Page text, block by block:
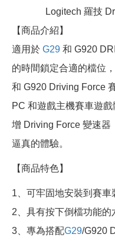
Logitech 羅技
【商品介紹】
適用於 G29 和 G920
的時間鎖定合適的檔位
和 G920 Driving Force
PC 和遊戲主機賽車遊
增 Driving Force 變速器
逼真的體驗。
【商品特色】
1、可牢固地安裝到賽車
2、具有按下倒檔功能的
3、專為搭配G29/G920